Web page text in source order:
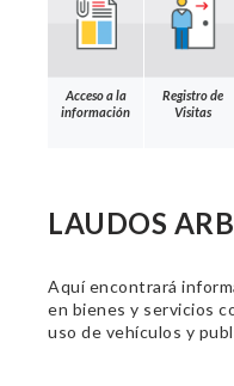
Acceso a la
información
Registro de
Visitas
LAUDOS
Aquí encontrará
en bienes y servicios
uso de vehículos y